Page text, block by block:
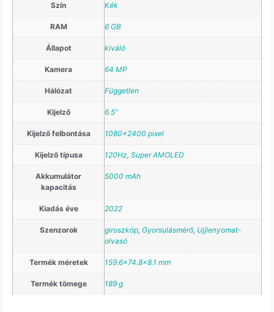
Szín Kék
RAM 6 GB
Állapot kiváló
Kamera 64 MP
Hálózat Független
Kijelző 6.5"
Kijelző felbontása 1080×2400 pixel
Kijelző típusa 120Hz, Super AMOLED
Akkumulátor
kapacitás
5000 mAh
Kiadás éve 2022
Szenzorok giroszkóp, Gyorsulásmérő, Ujjlenyomat-
olvasó
Termék méretek 159.6×74.8×8.1 mm
Termék tömege 189 g